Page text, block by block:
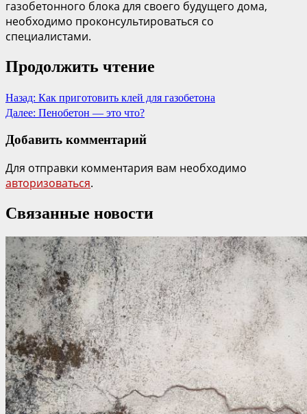
газобетонного блока для своего будущего дома,
необходимо проконсультироваться со
специалистами.
Продолжить чтение
Назад: Как приготовить клей для газобетона
Далее: Пенобетон — это что?
Добавить комментарий
Для отправки комментария вам необходимо
авторизоваться.
Связанные новости